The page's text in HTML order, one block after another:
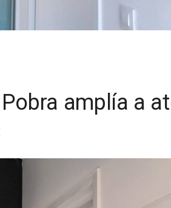
amplía a